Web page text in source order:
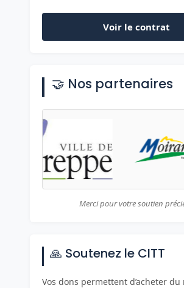
Voir le contrat
🤝 Nos partenaires
Merci pour votre soutien
🙏 Soutenez le CITT
Vos dons permettent d’acheter